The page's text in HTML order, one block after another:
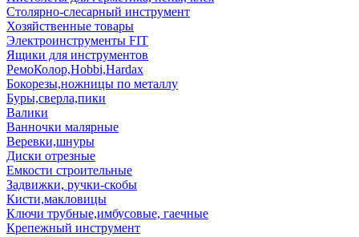
Столярно-слесарный инструмент
Хозяйственные товары
Электроинструменты FIT
Ящики для инструментов
РемоКолор,Hobbi,Hardax
Бокорезы,ножницы по металлу
Буры,сверла,пики
Валики
Ванночки малярные
Веревки,шнуры
Диски отрезные
Емкости строительные
Задвижки, ручки-скобы
Кисти,макловицы
Ключи трубные,имбусовые, гаечные
Крепежный инструмент